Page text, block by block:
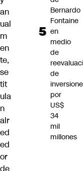
an
ual
m
en
te,
se
tit
ula
n
alr
ed
ed
or
de
Bernardo
Fontaine
en
medio
de
de
por
US$
34
mil
millones